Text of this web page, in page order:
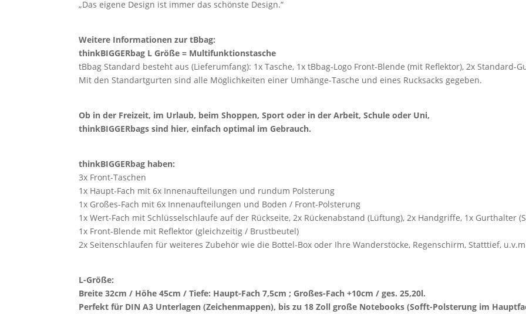
„Das eigene Design ist immer das schönste Design.“
Weitere Informationen zur tBbag:
thinkBIGGERbag L Größe = Multifunktionstasche
tBbag Standard besteht aus (Lieferumfang): 1x Tasche, 1x tBbag-Logo Front-Blende (mit Reflektor), 2x Standard-
Mit den Standartgurten sind alle Möglichkeiten einer Umhänge-Tasche und eines Rucksacks gegeben.
Ob in der Freizeit, im Urlaub, beim Shoppen, Sport oder in der Arbeit, Schule oder Uni,
thinkBIGGERbags sind hier, einfach optimal im Gebrauch.
thinkBIGGERbag haben:
3x Front-Taschen
1x Haupt-Fach mit 6x Innenaufteilungen und rundum Polsterung
1x Großes-Fach mit 6x Innenaufteilungen und Boden / Front-Polsterung
1x Wert-Fach mit Schlüsselschlaufe auf der Rückseite, 2x Rückenabstand (Lüftung), 2x Handgriffe, 1x Gurthalter
1x Front-Blende mit Reflektor (gleichzeitig / Brustbeutel)
2x Seitenschlaufen für weiteres Zubehör wie die Bottel-Box oder Ihre Wanderstöcke, Regenschirm, Statttief,
L-Größe:
Breite 32cm / Höhe 45cm / Tiefe: Haupt-Fach 7,5cm ; Großes-Fach +10cm / ges. 25,20l.
Perfekt für DIN A3 Unterlagen (Zeichenmappen), bis zu 18 Zoll große Notebooks (Sofft-Polsterung im